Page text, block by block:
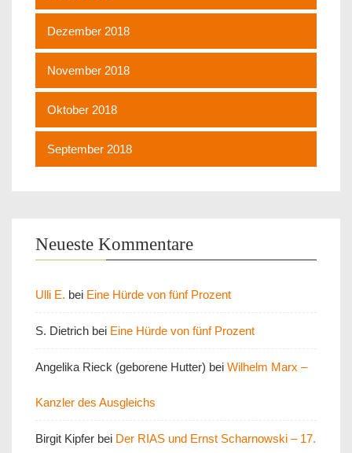
Dezember 2018
November 2018
Oktober 2018
September 2018
Neueste Kommentare
Ulli E. bei Eine Hürde von fünf Prozent
S. Dietrich bei Eine Hürde von fünf Prozent
Angelika Rieck (geborene Hutter) bei Wilhelm Marx –
Kanzler des Ausgleichs
Birgit Kipfer bei Der RIAS und Ernst Scharnowski – 17.